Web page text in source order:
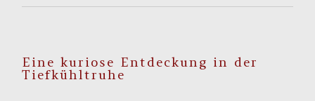
Eine kuriose Entdeckung in der
Tiefkühltruhe